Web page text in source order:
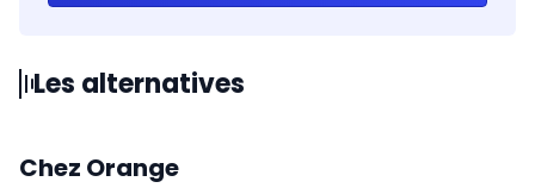
Les alternatives
Chez Orange